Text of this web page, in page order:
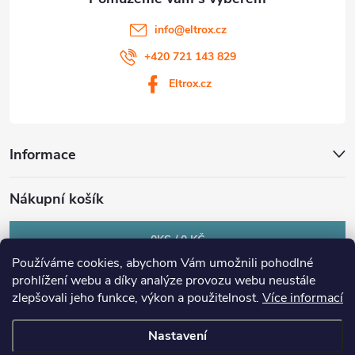
Používáme cookies, abychom Vám umožnili pohodlné
prohlížení webu a díky analýze provozu webu neustále
zlepšovali jeho funkce, výkon a použitelnost. Více informací
Nastavení
info@eltrox.cz
+420 721 143 829
Eltrox.cz
Informace
Nákupní košík
0KS /0 KČ